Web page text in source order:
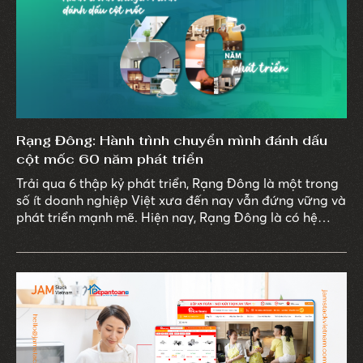
Rạng Đông: Hành trình chuyển mình đánh dấu
cột mốc 60 năm phát triển
Trải qua 6 thập kỷ phát triển, Rạng Đông là một trong
số ít doanh nghiệp Việt xưa đến nay vẫn đứng vững và
phát triển mạnh mẽ. Hiện nay, Rạng Đông là có hệ
cửa hàng, đại lý. Trong đó khu vực miền Bắc có 4 kênh:
Kênh truyền thống, Kênh siêu thị hiện đại, Kênh công
trình dự án và kênh những sản phẩm chuyên dụng để
đưa sản phẩm về tới tận nông thôn.